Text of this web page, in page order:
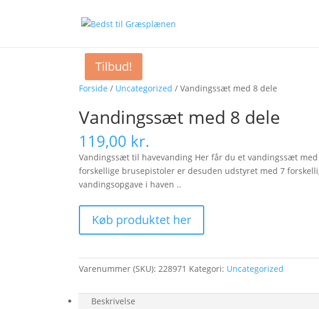
Forside / Uncategorized / Vandingssæt med 8 dele
Vandingssæt med 8 dele
119,00 kr.
Vandingssæt til havevanding Her får du et vandingssæt
forskellige brusepistoler er desuden udstyret med 7
vandingsopgave i haven ..
Køb produktet her
Varenummer (SKU):228971 Kategori: Uncategorized
Beskrivelse
Tilbud!